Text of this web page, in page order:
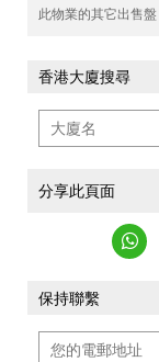
此物業的其它出售盤
香港大廈搜尋
分享此頁面
保持聯繫